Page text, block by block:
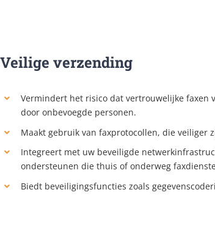
Veilige verzending
Vermindert het risico dat vertrouwelijke faxen
door onbevoegde personen.
Maakt gebruik van faxprotocollen, die veiliger
Integreert met uw beveiligde
ondersteunen die thuis of onderweg
Biedt beveiligingsfuncties zoals